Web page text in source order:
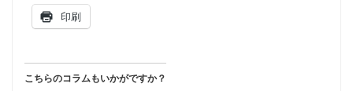
印刷
こちらのコラムもいかがですか？